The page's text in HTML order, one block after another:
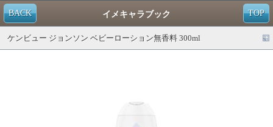
TOP
BACK イメキャラブック
ケンビュー ジョンソン ベビーローション無香料 300ml